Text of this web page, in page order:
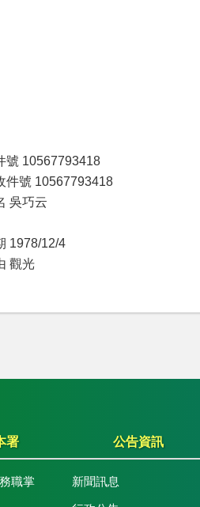
號 10567793418
件號 10567793418
吳巧云
1978/12/4
觀光
署
職掌
公告資訊
新聞訊息